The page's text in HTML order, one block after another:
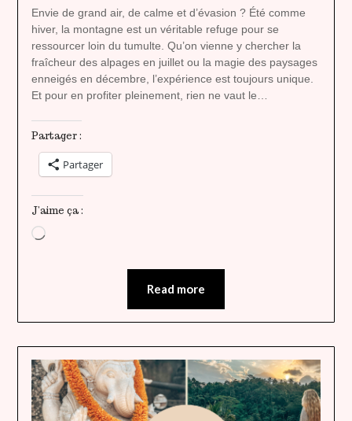
heavenly
Envie de grand air, de calme et d’évasion ? Été comme
hiver, la montagne est un véritable refuge pour se
ressourcer loin du tumulte. Qu’on vienne y chercher la
fraîcheur des alpages en juillet ou la magie des paysages
enneigés en décembre, l’expérience est toujours unique.
Et pour en profiter pleinement, rien ne vaut le…
Partager :
Partager
J’aime ça :
Chargement…
Read more